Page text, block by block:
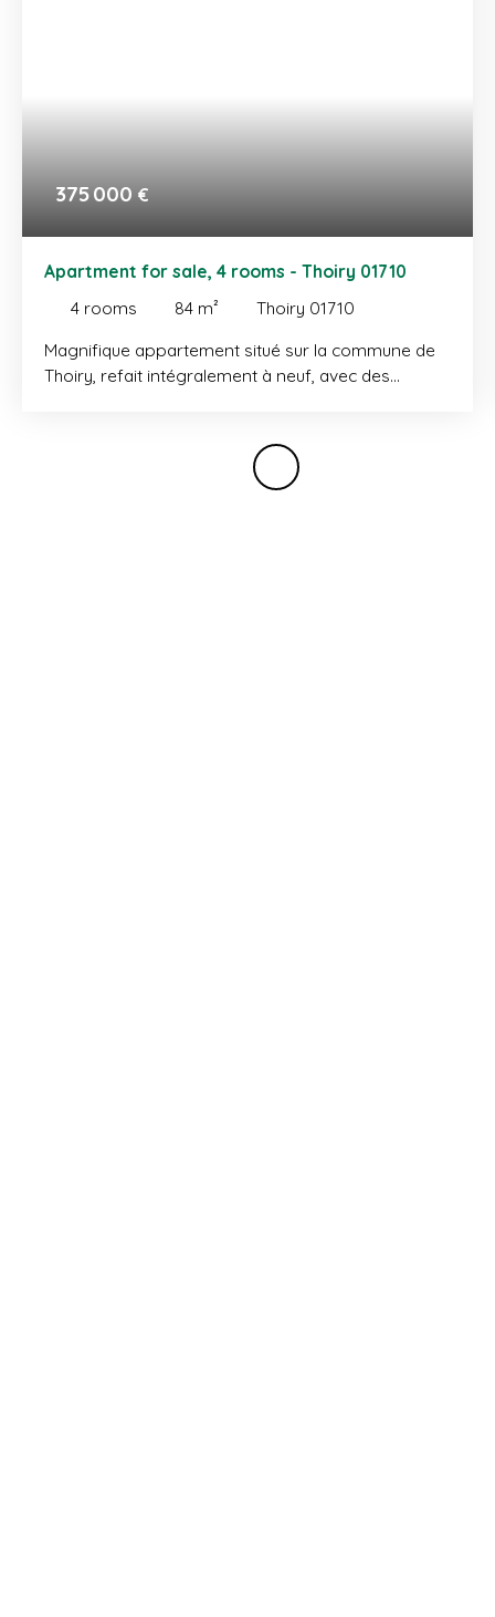
375 000 €
Apartment for sale, 4 rooms - Thoiry 01710
4 rooms 84 m²
Thoiry 01710
Magnifique appartement situé sur la commune de
Thoiry, refait intégralement à neuf, avec des
donnant accès à un balcon qui bénéficie d'une vue
dégagée, une cuisine entièrement équipée, une